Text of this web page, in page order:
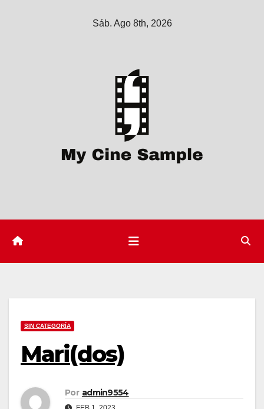
Sáb. Ago 8th, 2026
SIN CATEGORÍA
Mari(dos)
Por admin9554